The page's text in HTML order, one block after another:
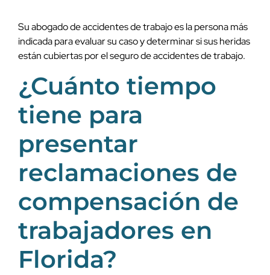
Su abogado de accidentes de trabajo es la persona más
indicada para evaluar su caso y determinar si sus heridas
están cubiertas por el seguro de accidentes de trabajo.
¿Cuánto tiempo
tiene para
presentar
reclamaciones de
compensación de
trabajadores en
Florida?